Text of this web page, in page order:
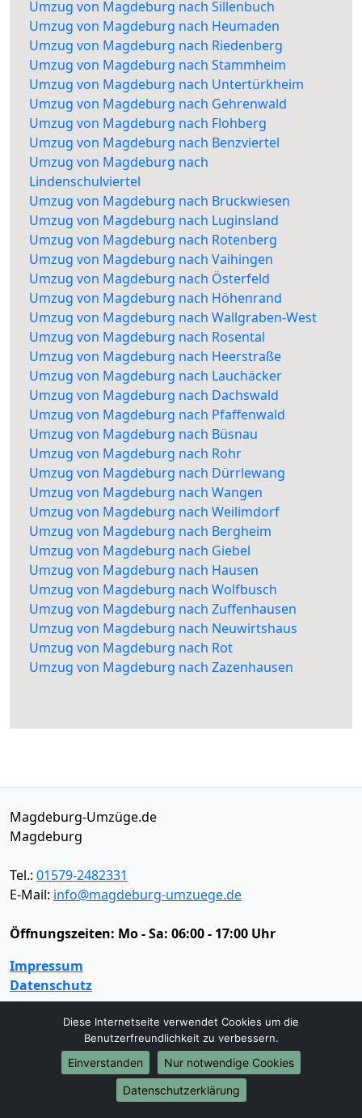
Umzug von Magdeburg nach Sillenbuch
Umzug von Magdeburg nach Heumaden
Umzug von Magdeburg nach Riedenberg
Umzug von Magdeburg nach Stammheim
Umzug von Magdeburg nach Untertürkheim
Umzug von Magdeburg nach Gehrenwald
Umzug von Magdeburg nach Flohberg
Umzug von Magdeburg nach Benzviertel
Umzug von Magdeburg nach
Lindenschulviertel
Umzug von Magdeburg nach Bruckwiesen
Umzug von Magdeburg nach Luginsland
Umzug von Magdeburg nach Rotenberg
Umzug von Magdeburg nach Vaihingen
Umzug von Magdeburg nach Österfeld
Umzug von Magdeburg nach Höhenrand
Umzug von Magdeburg nach Wallgraben-West
Umzug von Magdeburg nach Rosental
Umzug von Magdeburg nach Heerstraße
Umzug von Magdeburg nach Lauchäcker
Umzug von Magdeburg nach Dachswald
Umzug von Magdeburg nach Pfaffenwald
Umzug von Magdeburg nach Büsnau
Umzug von Magdeburg nach Rohr
Umzug von Magdeburg nach Dürrlewang
Umzug von Magdeburg nach Wangen
Umzug von Magdeburg nach Weilimdorf
Umzug von Magdeburg nach Bergheim
Umzug von Magdeburg nach Giebel
Umzug von Magdeburg nach Hausen
Umzug von Magdeburg nach Wolfbusch
Umzug von Magdeburg nach Zuffenhausen
Umzug von Magdeburg nach Neuwirtshaus
Umzug von Magdeburg nach Rot
Umzug von Magdeburg nach Zazenhausen
Magdeburg-Umzüge.de
Magdeburg
Tel.: 01579-2482331
E-Mail: info@magdeburg-umzuege.de
Öffnungszeiten: Mo - Sa: 06:00 - 17:00 Uhr
Impressum
Datenschutz
Umzugsservice
Umzugsservice Behördenumzug
Büroumzug
Firmenumzug
Laborumzug
Diese Internetseite verwendet Cookies um die
Benutzerfreundlichkeit zu verbessern.
Einverstanden
Nur notwendige Cookies
Datenschutzerklärung